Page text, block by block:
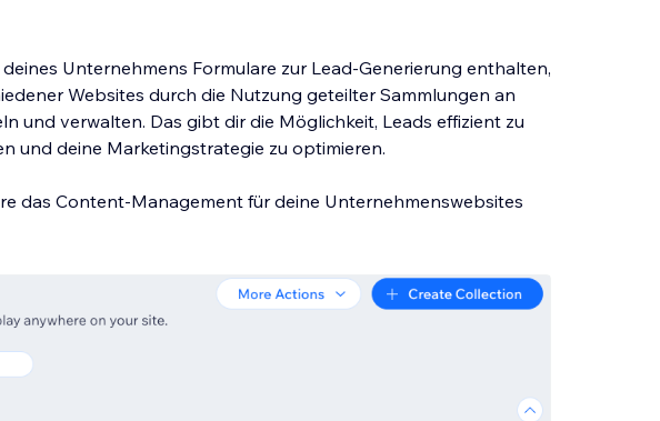
Unternehmens Formulare zur Lead-Generierung enthalten,
Websites durch die Nutzung geteilter Sammlungen an
und verwalten. Das gibt dir die Möglichkeit, Leads effizient zu
und deine Marketingstrategie zu optimieren.
das Content-Management für deine Unternehmenswebsites